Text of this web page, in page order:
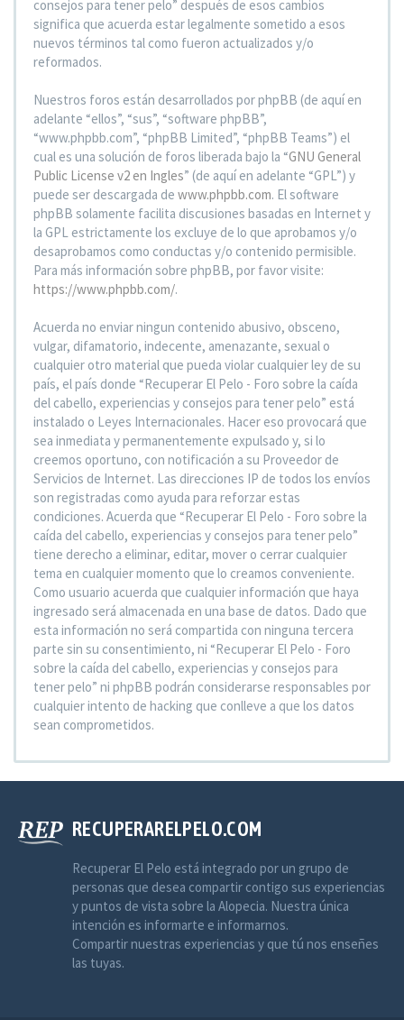
consejos para tener pelo” después de esos cambios
significa que acuerda estar legalmente sometido a esos
nuevos términos tal como fueron actualizados y/o
reformados.
Nuestros foros están desarrollados por phpBB (de aquí en
adelante “ellos”, “sus”, “software phpBB”,
“www.phpbb.com”, “phpBB Limited”, “phpBB Teams”) el
cual es una solución de foros liberada bajo la “GNU General
Public License v2 en Ingles” (de aquí en adelante “GPL”) y
puede ser descargada de www.phpbb.com. El software
phpBB solamente facilita discusiones basadas en Internet y
la GPL estrictamente los excluye de lo que aprobamos y/o
desaprobamos como conductas y/o contenido permisible.
Para más información sobre phpBB, por favor visite:
https://www.phpbb.com/.
Acuerda no enviar ningun contenido abusivo, obsceno,
vulgar, difamatorio, indecente, amenazante, sexual o
cualquier otro material que pueda violar cualquier ley de su
país, el país donde “Recuperar El Pelo - Foro sobre la caída
del cabello, experiencias y consejos para tener pelo” está
instalado o Leyes Internacionales. Hacer eso provocará que
sea inmediata y permanentemente expulsado y, si lo
creemos oportuno, con notificación a su Proveedor de
Servicios de Internet. Las direcciones IP de todos los envíos
son registradas como ayuda para reforzar estas
condiciones. Acuerda que “Recuperar El Pelo - Foro sobre la
caída del cabello, experiencias y consejos para tener pelo”
tiene derecho a eliminar, editar, mover o cerrar cualquier
tema en cualquier momento que lo creamos conveniente.
Como usuario acuerda que cualquier información que haya
ingresado será almacenada en una base de datos. Dado que
esta información no será compartida con ninguna tercera
parte sin su consentimiento, ni “Recuperar El Pelo - Foro
sobre la caída del cabello, experiencias y consejos para
tener pelo” ni phpBB podrán considerarse responsables por
cualquier intento de hacking que conlleve a que los datos
sean comprometidos.
RECUPERARELPELO.COM
Recuperar El Pelo está integrado por un grupo de
personas que desea compartir contigo sus experiencias
y puntos de vista sobre la Alopecia. Nuestra única
intención es informarte e informarnos.
Compartir nuestras experiencias y que tú nos enseñes
las tuyas.